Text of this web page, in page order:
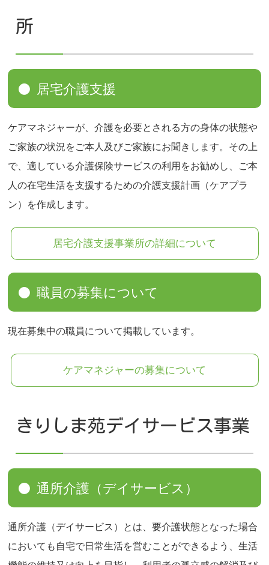
所
居宅介護支援
ケアマネジャーが、介護を必要とされる方の身体の状態や
ご家族の状況をご本人及びご家族にお聞きします。その上
で、適している介護保険サービスの利用をお勧めし、ご本
人の在宅生活を支援するための介護支援計画（ケアプラ
ン）を作成します。
居宅介護支援事業所の詳細について
職員の募集について
現在募集中の職員について掲載しています。
ケアマネジャーの募集について
きりしま苑デイサービス事業
通所介護（デイサービス）
通所介護（デイサービス）とは、要介護状態となった場合
においても自宅で日常生活を営むことができるよう、生活